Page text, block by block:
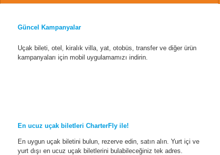
Güncel Kampanyalar
Uçak bileti, otel, kiralık villa, yat, otobüs, transfer ve diğer ürün
kampanyaları için mobil uygulamamızı indirin.
En ucuz uçak biletleri CharterFly ile!
En uygun uçak biletini bulun, rezerve edin, satın alın. Yurt içi ve
yurt dışı en ucuz uçak biletlerini bulabileceğiniz tek adres.